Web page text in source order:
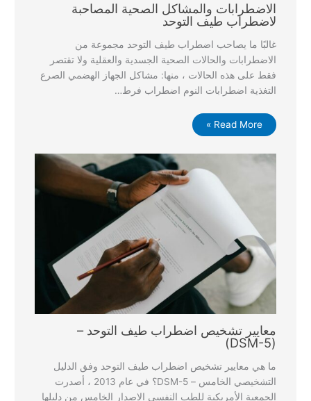
الاضطرابات والمشاكل الصحية المصاحبة
لاضطراب طيف التوحد
غالبًا ما يصاحب اضطراب طيف التوحد مجموعة من
الاضطرابات والحالات الصحية الجسدية والعقلية ولا تقتصر
فقط على هذه الحالات ، منها: مشاكل الجهاز الهضمي الصرع
التغذية اضطرابات النوم اضطراب فرط…
Read More »
معايير تشخيص اضطراب طيف التوحد –
(DSM-5)
ما هي معايير تشخيص اضطراب طيف التوحد وفق الدليل
التشخيصي الخامس – DSM-5؟ في عام 2013 ، أصدرت
الجمعية الأمريكية للطب النفسي الإصدار الخامس من دليلها